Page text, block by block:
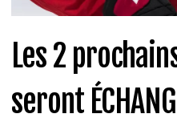
Les 2
seront